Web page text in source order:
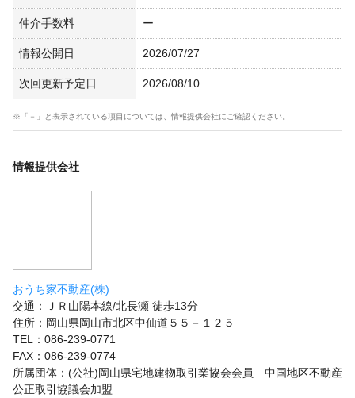
仲介手数料 ー
情報公開日 2026/07/27
次回更新予定日 2026/08/10
※「－」と表示されている項目については、情報提供会社にご確認ください。
情報提供会社
おうち家不動産(株)
交通：ＪＲ山陽本線/北長瀬 徒歩13分
住所：岡山県岡山市北区中仙道５５－１２５
TEL：086-239-0771
FAX：086-239-0774
所属団体：(公社)岡山県宅地建物取引業協会会員 中国地区不動産
公正取引協議会加盟